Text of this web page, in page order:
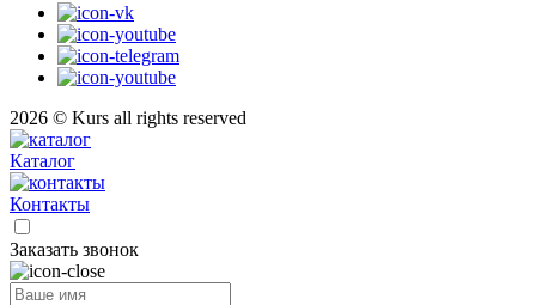
2026 © Kurs all rights reserved
Каталог
Контакты
Заказать звонок